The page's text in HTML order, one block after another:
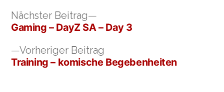
Vorheriger Beitrag
Beitrag:
Training – komische Begebenheiten
Nächster Beitrag
Beitrag:
Gaming – DayZ SA – Day 3